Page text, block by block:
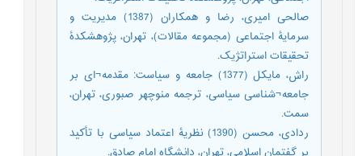
صالحی امیری، رضا و همکاران (1387) مدیریت و
سرمایۀ اجتماعی (مجموعه مقالات)، تهران، پژوهشکدۀ
تحقیقات استراتژیک.
راش، مایکل (1377) جامعه و سیاست: مقدمه¬ای بر
جامعه¬شناسی سیاسی، ترجمه منوچهر صبوری، تهران،
سمت.
ردادی، محسن (1390) نظریۀ اعتماد سیاسی با تأکید